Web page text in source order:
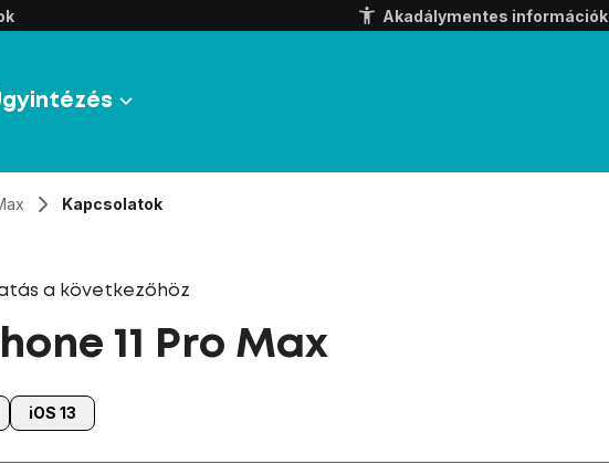
Akadálymentes információk
Kapcsolatok
a következőhöz
11 Pro Max
iOS 13